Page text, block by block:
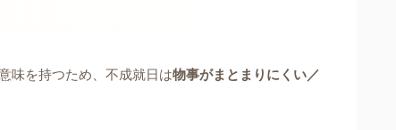
味を持つため、不成就日は物事がまとまりにくい／